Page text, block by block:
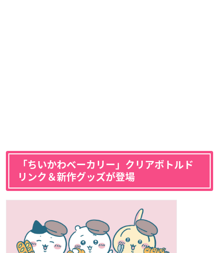
「ちいかわベーカリー」クリアボトルド
リンク＆新作グッズが登場